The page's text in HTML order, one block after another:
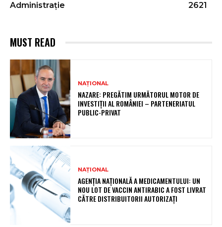
Administrație
2621
MUST READ
NAȚIONAL
NAZARE: PREGĂTIM URMĂTORUL MOTOR DE
INVESTIȚII AL ROMÂNIEI – PARTENERIATUL
PUBLIC-PRIVAT
NAȚIONAL
AGENȚIA NAȚIONALĂ A MEDICAMENTULUI: UN
NOU LOT DE VACCIN ANTIRABIC A FOST LIVRAT
CĂTRE DISTRIBUITORII AUTORIZAȚI